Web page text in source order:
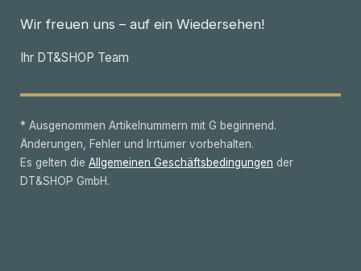
Wir freuen uns – auf ein Wiedersehen!
Ihr DT&SHOP Team
* Ausgenommen Artikelnummern mit G beginnend.
Änderungen, Fehler und Irrtümer vorbehalten.
Es gelten die Allgemeinen Geschäftsbedingungen der
DT&SHOP GmbH.